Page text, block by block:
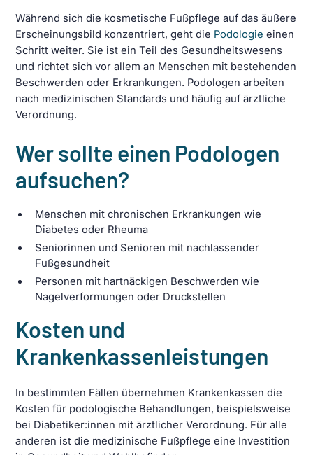
Während sich die kosmetische Fußpflege auf das äußere
Erscheinungsbild konzentriert, geht die Podologie einen
Schritt weiter. Sie ist ein Teil des Gesundheitswesens
und richtet sich vor allem an Menschen mit bestehenden
Beschwerden oder Erkrankungen. Podologen arbeiten
nach medizinischen Standards und häufig auf ärztliche
Verordnung.
Wer sollte einen Podologen
aufsuchen?
Menschen mit chronischen Erkrankungen wie
Diabetes oder Rheuma
Seniorinnen und Senioren mit nachlassender
Fußgesundheit
Personen mit hartnäckigen Beschwerden wie
Nagelverformungen oder Druckstellen
Kosten und
Krankenkassenleistungen
In bestimmten Fällen übernehmen Krankenkassen die
Kosten für podologische Behandlungen, beispielsweise
bei Diabetiker:innen mit ärztlicher Verordnung. Für alle
anderen ist die medizinische Fußpflege eine Investition